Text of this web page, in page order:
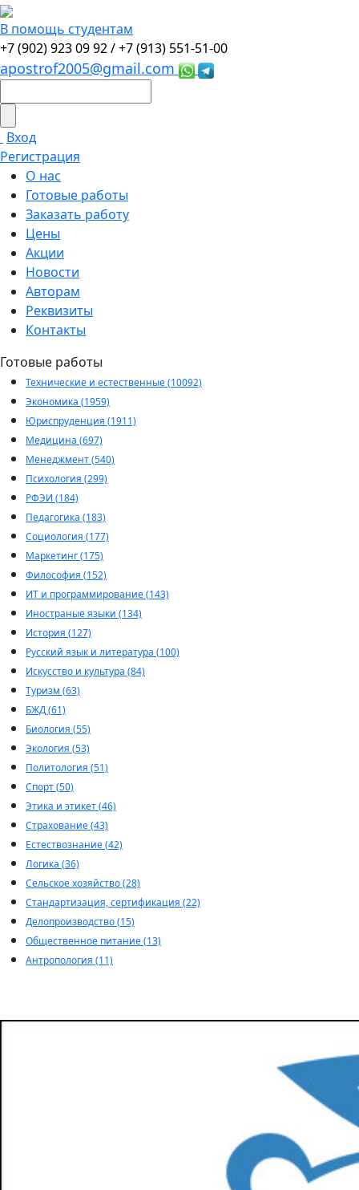
В помощь студентам
+7 (902) 923 09 92 /+7 (913) 551-51-00
apostrof2005@gmail.com
Вход
Регистрация
О нас
Готовые работы
Заказать работу
Цены
Акции
Новости
Авторам
Реквизиты
Контакты
Готовые работы
Технические и естественные (10092)
Экономика (1959)
Юриспруденция (1911)
Медицина (697)
Менеджмент (540)
Психология (299)
РФЭИ (184)
Педагогика (183)
Социология (177)
Маркетинг (175)
Философия (152)
ИТ и программирование (143)
Иностраные языки (134)
История (127)
Русский язык и литература (100)
Искусство и культура (84)
Туризм (63)
БЖД (61)
Биология (55)
Экология (53)
Политология (51)
Спорт (50)
Этика и этикет (46)
Страхование (43)
Естествознание (42)
Логика (36)
Сельское хозяйство (28)
Стандартизация, сертификация (22)
Делопроизводство (15)
Общественное питание (13)
Антропология (11)